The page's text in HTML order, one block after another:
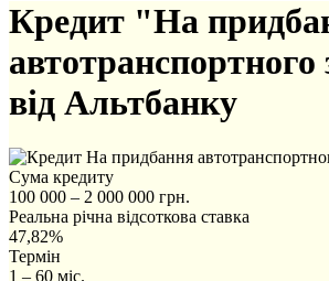
Кредит "На
автотранспортного
від Альтбанку
Сума кредиту
100 000 – 2 000 000 грн.
Реальна річна відсоткова ставка
47,82%
Термін
1 – 60 міс.